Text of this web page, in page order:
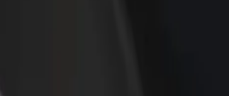
obchod
a zvyšte si